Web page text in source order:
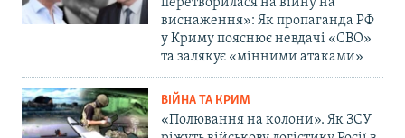
виснаження»: Як пропаганда РФ
у Криму пояснює невдачі «СВО»
та залякує «мінними атаками»
ВІЙНА ТА КРИМ
«Полювання на колони». Як ЗСУ